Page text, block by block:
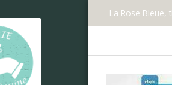
La Rose Bleue,